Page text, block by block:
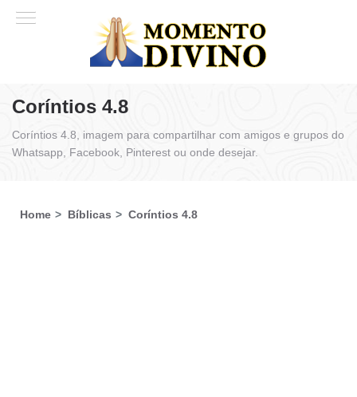
Coríntios 4.8
Coríntios 4.8, imagem para compartilhar com amigos e grupos do
Whatsapp, Facebook, Pinterest ou onde desejar.
Home Bíblicas Coríntios 4.8